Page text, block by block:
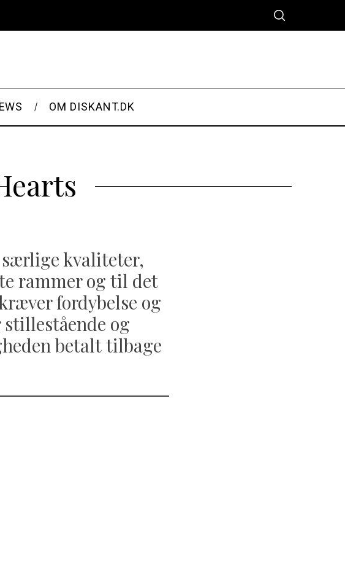
OM DISKANT.DK
særlige kvaliteter,
rammer og til det
fordybelse og
og
betalt tilbage